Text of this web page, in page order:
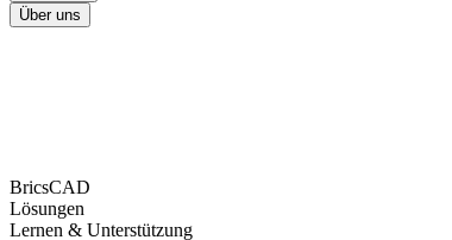
Über uns
BricsCAD
Lösungen
Lernen & Unterstützung